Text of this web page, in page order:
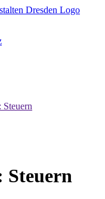
Steuern
Steuern